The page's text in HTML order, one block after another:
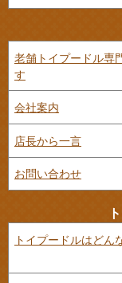
老舗トイプードル専
す
会社案内
店長から一言
お問い合わせ
トイプードルはどん